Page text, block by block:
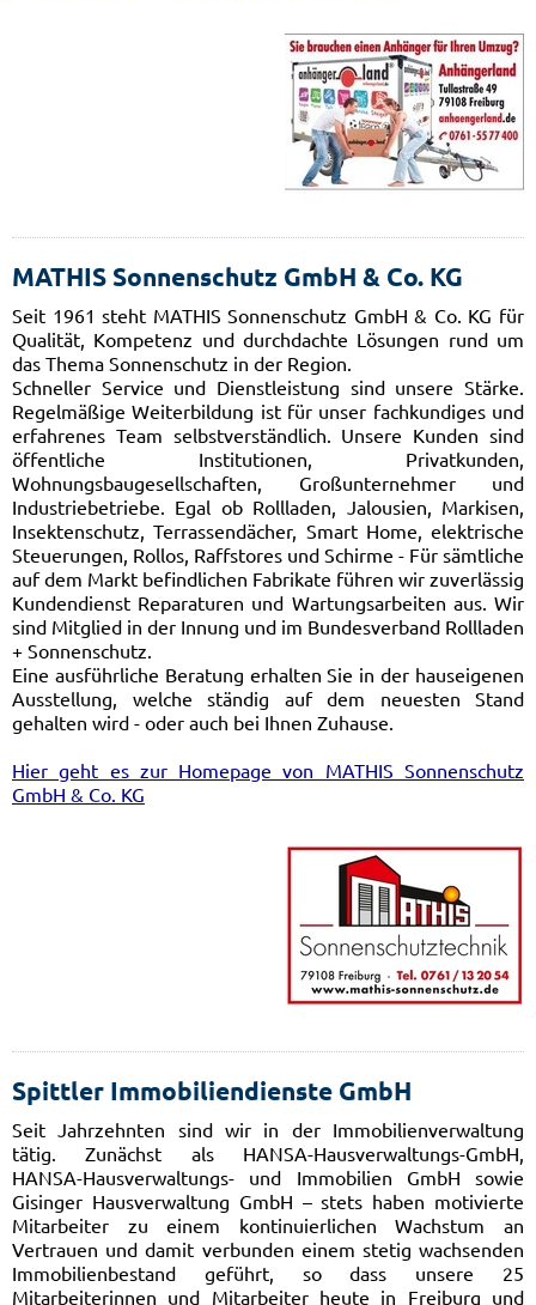
MATHIS Sonnenschutz GmbH & Co. KG
Seit 1961 steht MATHIS Sonnenschutz GmbH & Co. KG für
Qualität, Kompetenz und durchdachte Lösungen rund um
das Thema Sonnenschutz in der Region.
Schneller Service und Dienstleistung sind unsere Stärke.
Regelmäßige Weiterbildung ist für unser fachkundiges und
erfahrenes Team selbstverständlich. Unsere Kunden sind
öffentliche Institutionen, Privatkunden,
Wohnungsbaugesellschaften, Großunternehmer und
Industriebetriebe. Egal ob Rollladen, Jalousien, Markisen,
Insektenschutz, Terrassendächer, Smart Home, elektrische
Steuerungen, Rollos, Raffstores und Schirme - Für sämtliche
auf dem Markt befindlichen Fabrikate führen wir zuverlässig
Kundendienst Reparaturen und Wartungsarbeiten aus. Wir
sind Mitglied in der Innung und im Bundesverband Rollladen
+ Sonnenschutz.
Eine ausführliche Beratung erhalten Sie in der hauseigenen
Ausstellung, welche ständig auf dem neuesten Stand
gehalten wird - oder auch bei Ihnen Zuhause.
Hier geht es zur Homepage von MATHIS Sonnenschutz
GmbH & Co. KG
Spittler Immobiliendienste GmbH
Seit Jahrzehnten sind wir in der Immobilienverwaltung
tätig. Zunächst als HANSA-Hausverwaltungs-GmbH,
HANSA-Hausverwaltungs- und Immobilien GmbH sowie
Gisinger Hausverwaltung GmbH – stets haben motivierte
Mitarbeiter zu einem kontinuierlichen Wachstum an
Vertrauen und damit verbunden einem stetig wachsenden
Immobilienbestand geführt, so dass unsere 25
Mitarbeiterinnen und Mitarbeiter heute in Freiburg und